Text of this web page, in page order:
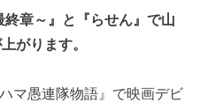
章～』と『らせん』で山
がります。
マ愚連隊物語』で映画デビ